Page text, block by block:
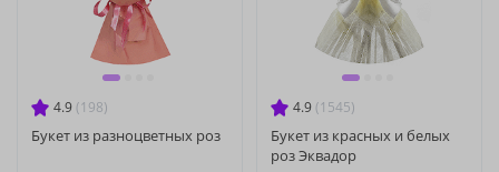
4.9 (198)
Букет из разноцветных роз
4.9 (1545)
Букет из красных и белых
роз Эквадор